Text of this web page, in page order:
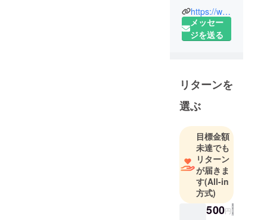
北海道磯谷
郡蘭越町の
月初旬に盆
踊り・花火
大会のイベ
ントを企画
している。
https://www.facebook.com/%E4%B8%89%E5%92%8C%E7%9B%86%E8%B8%8A%E3%82%8A%E8%8A%B1%E7%81%AB%E5%AE%9F%E8%A1%8C%E5%A7%94%E5%93%A1%E4%BC%9A-111129187895495
メッセー
ジを送る
リターンを
選ぶ
目標金額
未達でも
リターン
が届きま
す(All-in
方式)
500円